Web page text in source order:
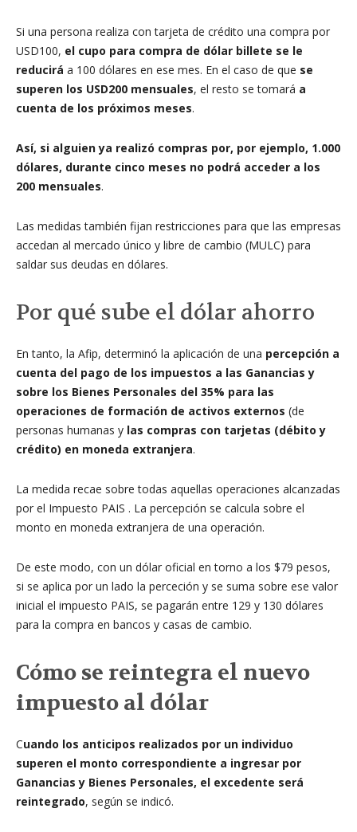
Si una persona realiza con tarjeta de crédito una compra por
USD100, el cupo para compra de dólar billete se le
reducirá a 100 dólares en ese mes. En el caso de que se
superen los USD200 mensuales, el resto se tomará a
cuenta de los próximos meses.
Así, si alguien ya realizó compras por, por ejemplo, 1.000
dólares, durante cinco meses no podrá acceder a los
200 mensuales.
Las medidas también fijan restricciones para que las empresas
accedan al mercado único y libre de cambio (MULC) para
saldar sus deudas en dólares.
Por qué sube el dólar ahorro
En tanto, la Afip, determinó la aplicación de una percepción a
cuenta del pago de los impuestos a las Ganancias y
sobre los Bienes Personales del 35% para las
operaciones de formación de activos externos (de
personas humanas y las compras con tarjetas (débito y
crédito) en moneda extranjera.
La medida recae sobre todas aquellas operaciones alcanzadas
por el Impuesto PAIS . La percepción se calcula sobre el
monto en moneda extranjera de una operación.
De este modo, con un dólar oficial en torno a los $79 pesos,
si se aplica por un lado la perceción y se suma sobre ese valor
inicial el impuesto PAIS, se pagarán entre 129 y 130 dólares
para la compra en bancos y casas de cambio.
Cómo se reintegra el nuevo
impuesto al dólar
Cuando los anticipos realizados por un individuo
superen el monto correspondiente a ingresar por
Ganancias y Bienes Personales, el excedente será
reintegrado, según se indicó.